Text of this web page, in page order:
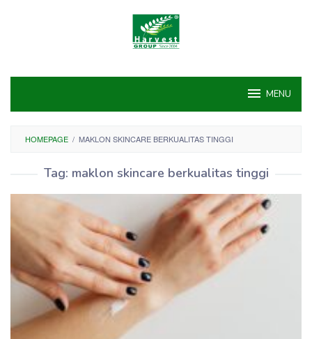
MENU
HOMEPAGE / MAKLON SKINCARE BERKUALITAS TINGGI
Tag: maklon skincare berkualitas tinggi